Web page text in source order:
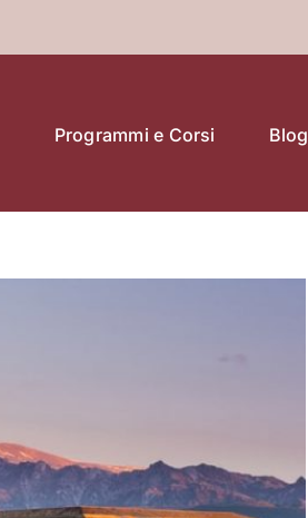
Programmi e Corsi Blog